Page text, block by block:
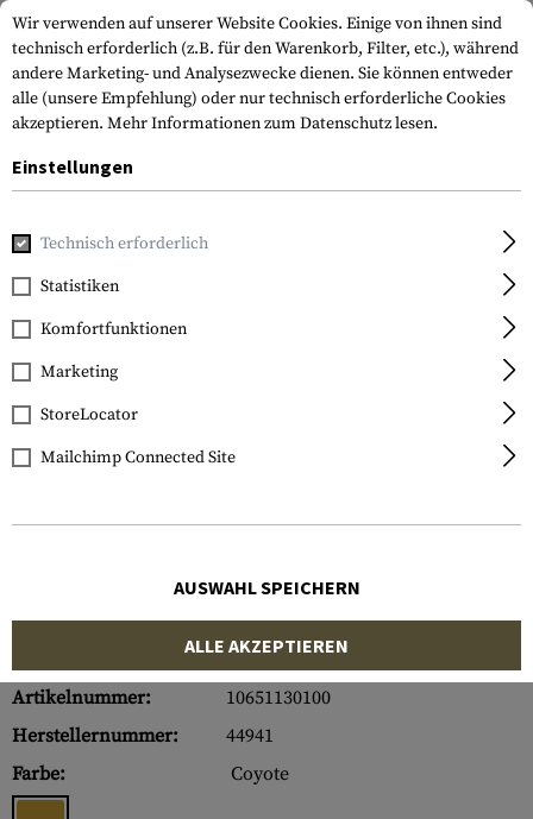
Home Outdoor & Survival The
Streamlight
The Siege AA
Artikelnummer:
10651130100
Herstellernummer:
44941
Farbe:
Coyote
Wir verwenden auf unserer Website Cookies. Einige von ihnen sind
technisch erforderlich (z.B. für den Warenkorb, Filter, etc.), während
andere Marketing- und Analysezwecke dienen. Sie können entweder
alle (unsere Empfehlung) oder nur technisch erforderliche Cookies
akzeptieren. Mehr Informationen zum Datenschutz lesen.
Einstellungen
Technisch erforderlich
Statistiken
Komfortfunktionen
Marketing
StoreLocator
Mailchimp Connected Site
AUSWAHL SPEICHERN
ALLE AKZEPTIEREN